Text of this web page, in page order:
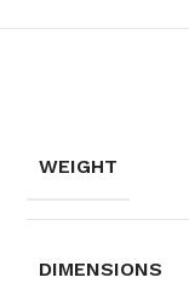
WEIGHT
DIMENSIONS